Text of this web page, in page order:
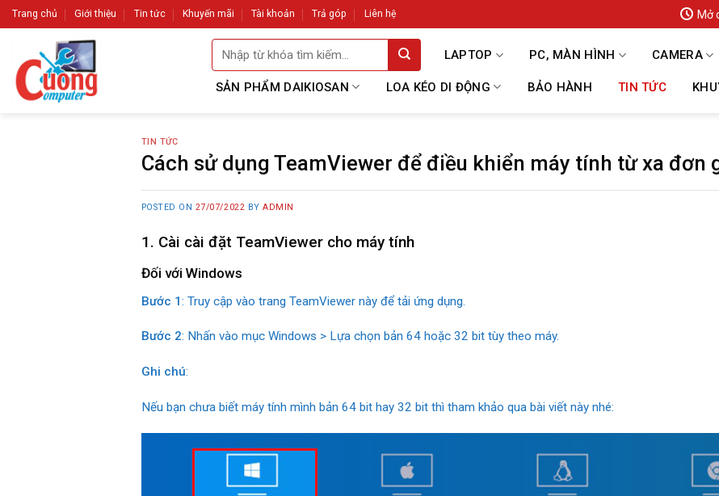
Skip
to
Trang chủ Giới thiệu Tin tức Khuyến mãi Tài khoản Trả góp Liên hệ Mở
Tìm
kiếm:
LAPTOP PC, MÀN HÌNH CAMERA
SẢN PHẨM DAIKIOSAN LOA KÉO DI ĐỘNG BẢO HÀNH TIN TỨC
TIN TỨC
Cách sử dụng TeamViewer để điều khiển máy tính từ xa đơn
POSTED ON 27/07/2022 BYADMIN
1. Cài cài đặt TeamViewer cho máy tính
Đối với Windows
Bước 1: Truy cập vào trang TeamViewer này để tải ứng dụng.
Bước 2: Nhấn vào mục Windows > Lựa chọn bản 64 hoặc 32 bit tùy theo máy.
Ghi chú:
Nếu bạn chưa biết máy tính mình bản 64 bit hay 32 bit thì tham khảo qua bài viết này nhé: